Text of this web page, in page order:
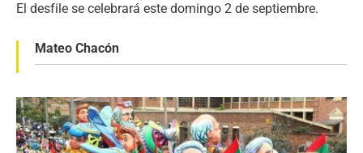
El desfile se celebrará este domingo 2 de septiembre.
Mateo Chacón